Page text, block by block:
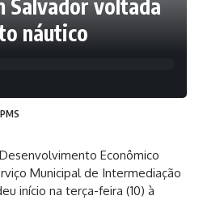
Salvador voltada
náutico
Econômico
Municipal de Intermediação
início na terça-feira (10) à